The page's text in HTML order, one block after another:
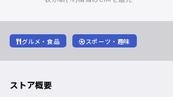
グルメ・食品 スポーツ・趣味
ストア概要